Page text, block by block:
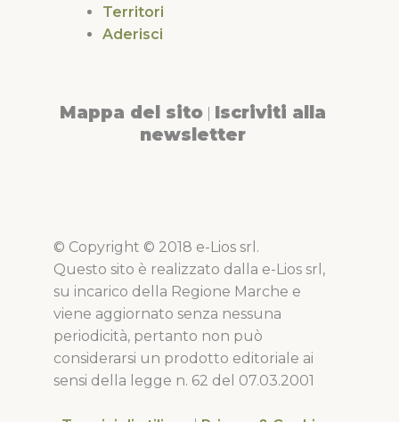
Territori
Aderisci
Mappa del sito Iscriviti alla
newsletter
© Copyright © 2018 e-Lios srl.
Questo sito è realizzato dalla e-Lios srl,
su incarico della Regione Marche e
viene aggiornato senza nessuna
periodicità, pertanto non può
considerarsi un prodotto editoriale ai
sensi della legge n. 62 del 07.03.2001